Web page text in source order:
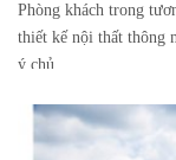
Phòng khách trong
thiết kế nội thất thông
ý chủ...